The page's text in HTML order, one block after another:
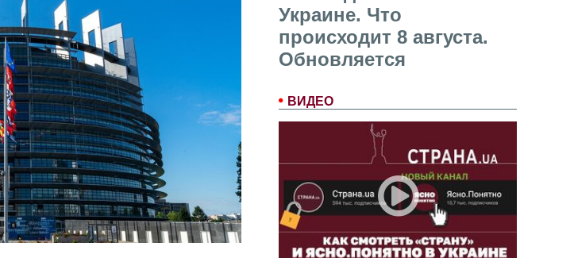
Украине. Что
происходит 8 августа.
Обновляется
ВИДЕО